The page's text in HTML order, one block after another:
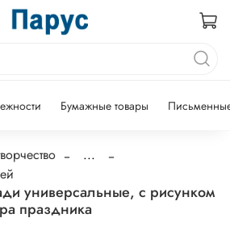
Бумажные товары
...
универсальные, с рисунком
праздника